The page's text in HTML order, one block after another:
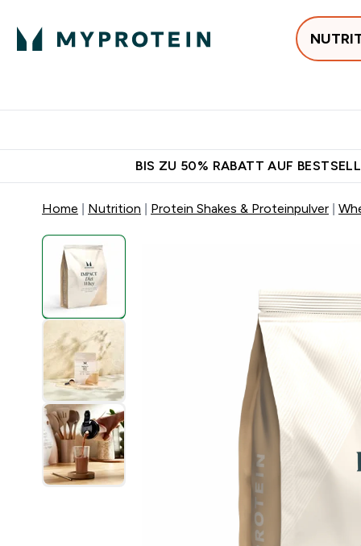
BIS ZU 50% RABATT AUF
Home Nutrition Protein Shakes & Proteinpulver